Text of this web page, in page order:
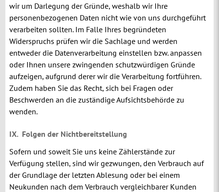
wir um Darlegung der Gründe, weshalb wir Ihre
personenbezogenen Daten nicht wie von uns durchgeführt
verarbeiten sollten. Im Falle Ihres begründeten
Widerspruchs prüfen wir die Sachlage und werden
entweder die Datenverarbeitung einstellen bzw. anpassen
oder Ihnen unsere zwingenden schutzwürdigen Gründe
aufzeigen, aufgrund derer wir die Verarbeitung fortführen.
Zudem haben Sie das Recht, sich bei Fragen oder
Beschwerden an die zuständige Aufsichtsbehörde zu
wenden.
IX. Folgen der Nichtbereitstellung
Sofern und soweit Sie uns keine Zählerstände zur
Verfügung stellen, sind wir gezwungen, den Verbrauch auf
der Grundlage der letzten Ablesung oder bei einem
Neukunden nach dem Verbrauch vergleichbarer Kunden